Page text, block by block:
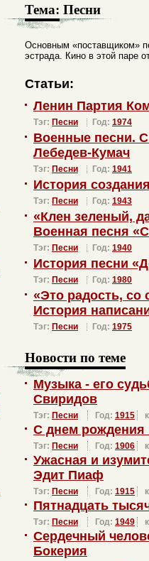
Тема: Песни
Основным «поставщиком»
эстрада. Кино в этой паре
Статьи:
Ленин Партия
Тэг: Песни Год: 1974
Военные песни.
Лебедев-Кумач
Тэг: Песни Год: 1941
История
Тэг: Песни Год: 1943
«Клен зеленый,
Военная песня
Тэг: Песни Год: 1940
История песни
Тэг: Песни Год: 1980
«Это радость, со
История
Тэг: Песни Год: 1975
Новости по теме
Музыка - его
Свиридов
Тэг: Песни Год: 1915
С днем
Тэг: Песни Год: 1906
Ужасная и
Эдит Пиаф
Тэг: Песни Год: 1915
Пятнадцать
Тэг: Песни Год: 1949
Сердечный
Бокерия